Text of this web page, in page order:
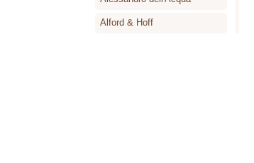
Alford & Hoff